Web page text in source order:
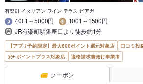
有楽町 イタリアン ワイン テラス ビアガ
4001～5000円
1001～1500円
JR有楽町駅銀座口より徒歩約1分
【アプリ予約限定】最大800ポイント還元対象店
口コミ投
ポイントプラス対象店
適格請求書発行事業者
クーポン